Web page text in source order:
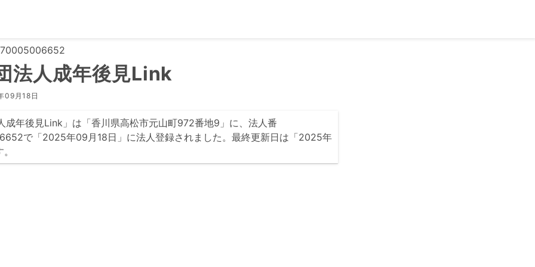
法人成年後見Link
09月18日
成年後見Link」は「香川県高松市元山町972番地9」に、法人番
で「2025年09月18日」に法人登録されました。最終更新日は「2025年